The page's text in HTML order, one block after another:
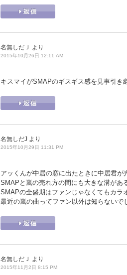
名無しだＪ より
2015年10月26日 12:11 AM
キスマイがSMAPのギスギス感を見事引き
名無しだJ より
2015年10月29日 11:31 PM
アッくんが中居の窓に出たときに中居君
SMAPと嵐の売れ方の間にも大きな溝があ
SMAPの全盛期はファンじゃなくてもカラ
最近の嵐の曲ってファン以外は知らないで
名無しだＪ より
2015年11月2日 8:15 PM